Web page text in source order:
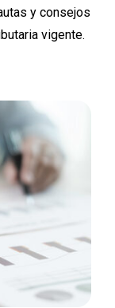
y consejos
vigente.